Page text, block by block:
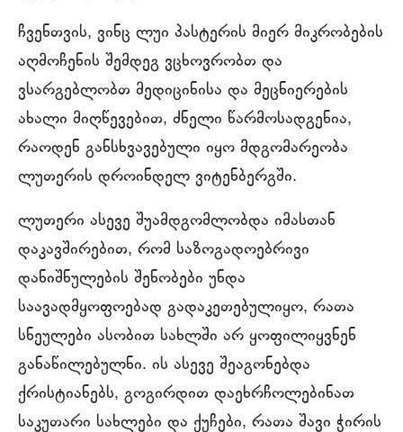
ჩვენთვის, ვინც ლუი პასტერის მიერ მიკრობების
აღმოჩენის შემდეგ ვცხოვრობთ და
ვსარგებლობთ მედიცინისა და მეცნიერების
ახალი მიღწევებით, ძნელი წარმოსადგენია,
რაოდენ განსხვავებული იყო მდგომარეობა
ლუთერის დროინდელ ვიტენბერგში.
ლუთერი ასევე შუამდგომლობდა იმასთან
დაკავშირებით, რომ საზოგადოებრივი
დანიშნულების შენობები უნდა
საავადმყოფოებად გადაკეთებულიყო, რათა
სნეულები ასობით სახლში არ ყოფილიყვნენ
განაწილებულნი. ის ასევე შეაგონებდა
ქრისტიანებს, გოგირდით დაეხრჩოლებინათ
საკუთარი სახლები და ქუჩები, რათა შავი ჭირის